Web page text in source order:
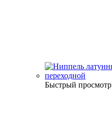
Быстрый просмотр